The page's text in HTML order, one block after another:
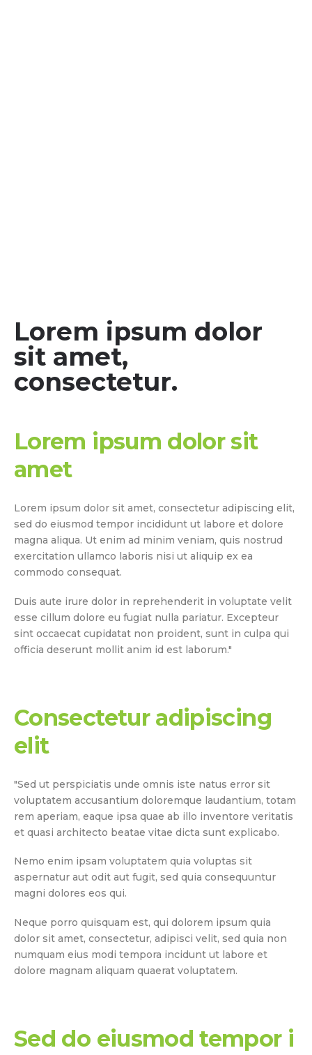
Lorem ipsum dolor
sit amet,
consectetur.
Lorem ipsum dolor sit
amet
Lorem ipsum dolor sit amet, consectetur adipiscing elit,
sed do eiusmod tempor incididunt ut labore et dolore
magna aliqua. Ut enim ad minim veniam, quis nostrud
exercitation ullamco laboris nisi ut aliquip ex ea
commodo consequat.
Duis aute irure dolor in reprehenderit in voluptate velit
esse cillum dolore eu fugiat nulla pariatur. Excepteur
sint occaecat cupidatat non proident, sunt in culpa qui
officia deserunt mollit anim id est laborum."
Consectetur adipiscing
elit
"Sed ut perspiciatis unde omnis iste natus error sit
voluptatem accusantium doloremque laudantium, totam
rem aperiam, eaque ipsa quae ab illo inventore veritatis
et quasi architecto beatae vitae dicta sunt explicabo.
Nemo enim ipsam voluptatem quia voluptas sit
aspernatur aut odit aut fugit, sed quia consequuntur
magni dolores eos qui.
Neque porro quisquam est, qui dolorem ipsum quia
dolor sit amet, consectetur, adipisci velit, sed quia non
numquam eius modi tempora incidunt ut labore et
dolore magnam aliquam quaerat voluptatem.
Sed do eiusmod tempor i